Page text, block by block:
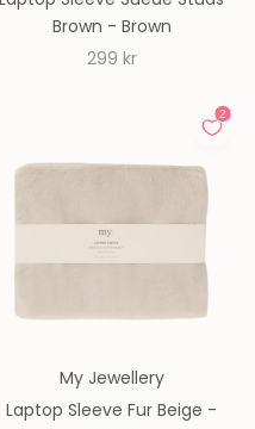
Brown - Brown
REA-pris
299 kr
My Jewellery
Laptop Sleeve Fur Beige -